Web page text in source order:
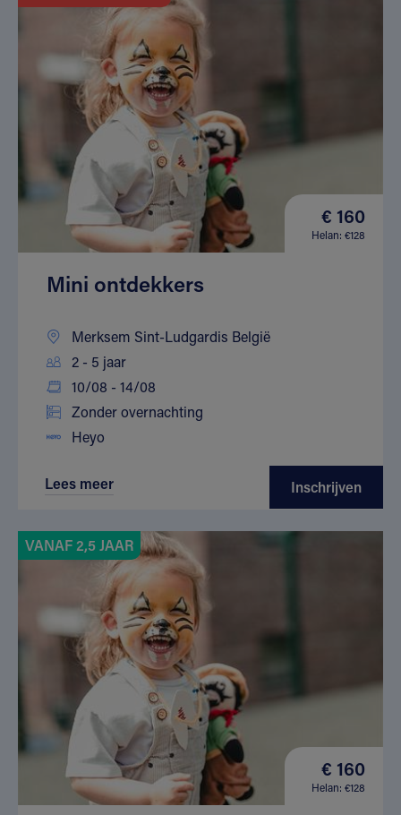
€ 160
Helan: €128
Mini ontdekkers
Merksem Sint-Ludgardis België
2 - 5 jaar
10/08 - 14/08
Zonder overnachting
Heyo
Lees meer Inschrijven
VANAF 2,5 JAAR
€ 160
Helan: €128